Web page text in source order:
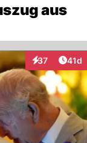
aus
37
Interaktionen
41d